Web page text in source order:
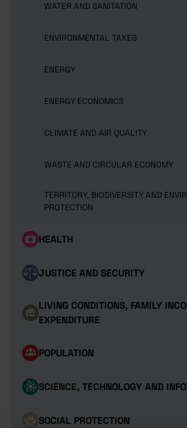
WATER AND SANITATION
ENVIRONMENTAL TAXES
ENERGY
ENERGY ECONOMICS
CLIMATE AND AIR QUALITY
WASTE AND CIRCULAR ECONOMY
TERRITORY, BIODIVERSITY AND
PROTECTION
HEALTH
JUSTICE AND SECURITY
LIVING CONDITIONS, FAMILY
EXPENDITURE
POPULATION
SCIENCE, TECHNOLOGY AND
SOCIAL PROTECTION